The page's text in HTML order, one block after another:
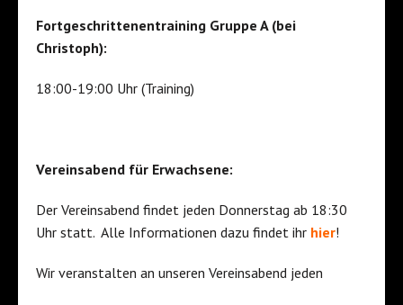
Fortgeschrittenentraining Gruppe A (bei
Christoph):
18:00-19:00 Uhr (Training)
Vereinsabend für Erwachsene:
Der Vereinsabend findet jeden Donnerstag ab 18:30
Uhr statt. Alle Informationen dazu findet ihr hier!
Wir veranstalten an unseren Vereinsabend jeden